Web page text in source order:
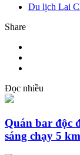
Du lịch Lai
Share
Đọc nhiều
Quán bar độc
sáng chạy 5 km